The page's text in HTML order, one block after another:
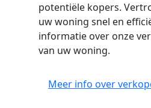
potentiële kopers.
uw woning snel en
informatie over onze
van uw woning.
Meer info over